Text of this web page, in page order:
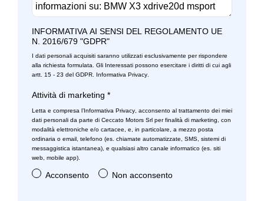
INFORMATIVA AI SENSI DEL REGOLAMENTO UE
N. 2016/679 "GDPR"
I dati personali acquisiti saranno utilizzati esclusivamente per rispondere
alla richiesta formulata. Gli Interessati possono esercitare i diritti di cui agli
artt. 15 - 23 del GDPR.
Informativa Privacy.
Attività di marketing *
Letta e compresa l’ Informativa Privacy, acconsento al trattamento dei miei
dati personali da parte di Ceccato Motors Srl per finalità di marketing, con
modalità elettroniche e/o cartacee, e, in particolare, a mezzo posta
ordinaria o email, telefono (es. chiamate automatizzate, SMS, sistemi di
messaggistica istantanea), e qualsiasi altro canale informatico (es. siti
web, mobile app).
Acconsento Non acconsento